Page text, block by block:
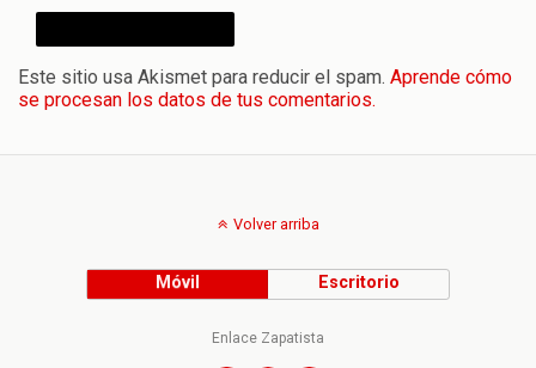
Este sitio usa Akismet para reducir el spam. Aprende cómo
se procesan los datos de tus comentarios.
Volver arriba
Móvil Escritorio
Enlace Zapatista